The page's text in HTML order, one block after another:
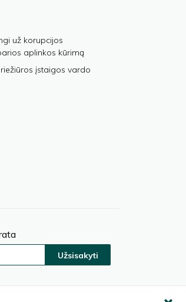
už korupcijos
aplinkos kūrimą
įstaigos vardo
Užsisakyti